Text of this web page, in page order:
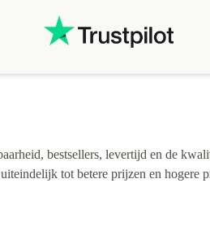
bestsellers, levertijd en de
tot betere prijzen en hogere